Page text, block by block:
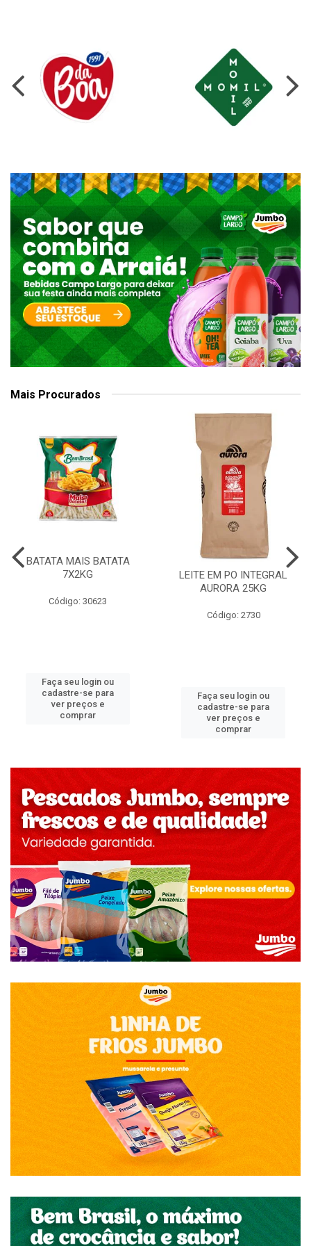
Mais Procurados
BATATA MAIS BATATA
7X2KG
Código: 30623
Faça seu login ou
cadastre-se para
ver preços e
comprar
LEITE EM PO INTEGRAL
AURORA 25KG
Código: 2730
Faça seu login ou
cadastre-se para
ver preços e
comprar